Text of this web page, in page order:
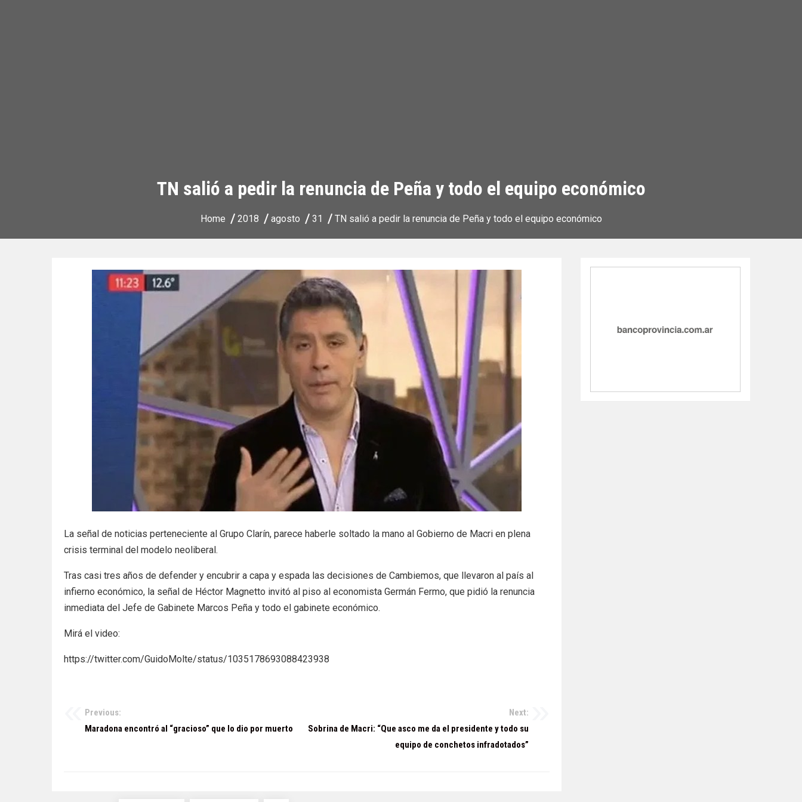
TN salió a pedir la renuncia de Peña y todo el equipo económico
Home 2018 agosto 31 TN salió a pedir la renuncia de Peña y todo el equipo económico
La señal de noticias perteneciente al Grupo Clarín, parece haberle soltado la mano al Gobierno de Macri en plena
crisis terminal del modelo neoliberal.
Tras casi tres años de defender y encubrir a capa y espada las decisiones de Cambiemos, que llevaron al país al
infierno económico, la señal de Héctor Magnetto invitó al piso al economista Germán Fermo, que pidió la renuncia
inmediata del Jefe de Gabinete Marcos Peña y todo el gabinete económico.
Mirá el video:
https://twitter.com/GuidoMolte/status/1035178693088423938
Navegación
Previous:
Maradona encontró al “gracioso” que lo dio por muerto
Next:
Sobrina de Macri: “Que asco me da el presidente y todo su
equipo de conchetos infradotados”